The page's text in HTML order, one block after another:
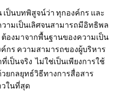
เป็นบทพิสูจน์ว่า ทุกองค์กร และ
ามเป็นเลิศจนสามารถมีอิทธิพล
องมาจากพื้นฐานของความเป็น
ค์กร ความสามารถของผู้บริหาร
ป็นจริง ไม่ใช่เป็นเพียงการใช้
ยกลยุทธ์วิธีทางการสื่อสาร
วในที่สุด